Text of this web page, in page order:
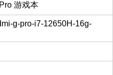
游戏本
g-pro-i7-12650H-16g-